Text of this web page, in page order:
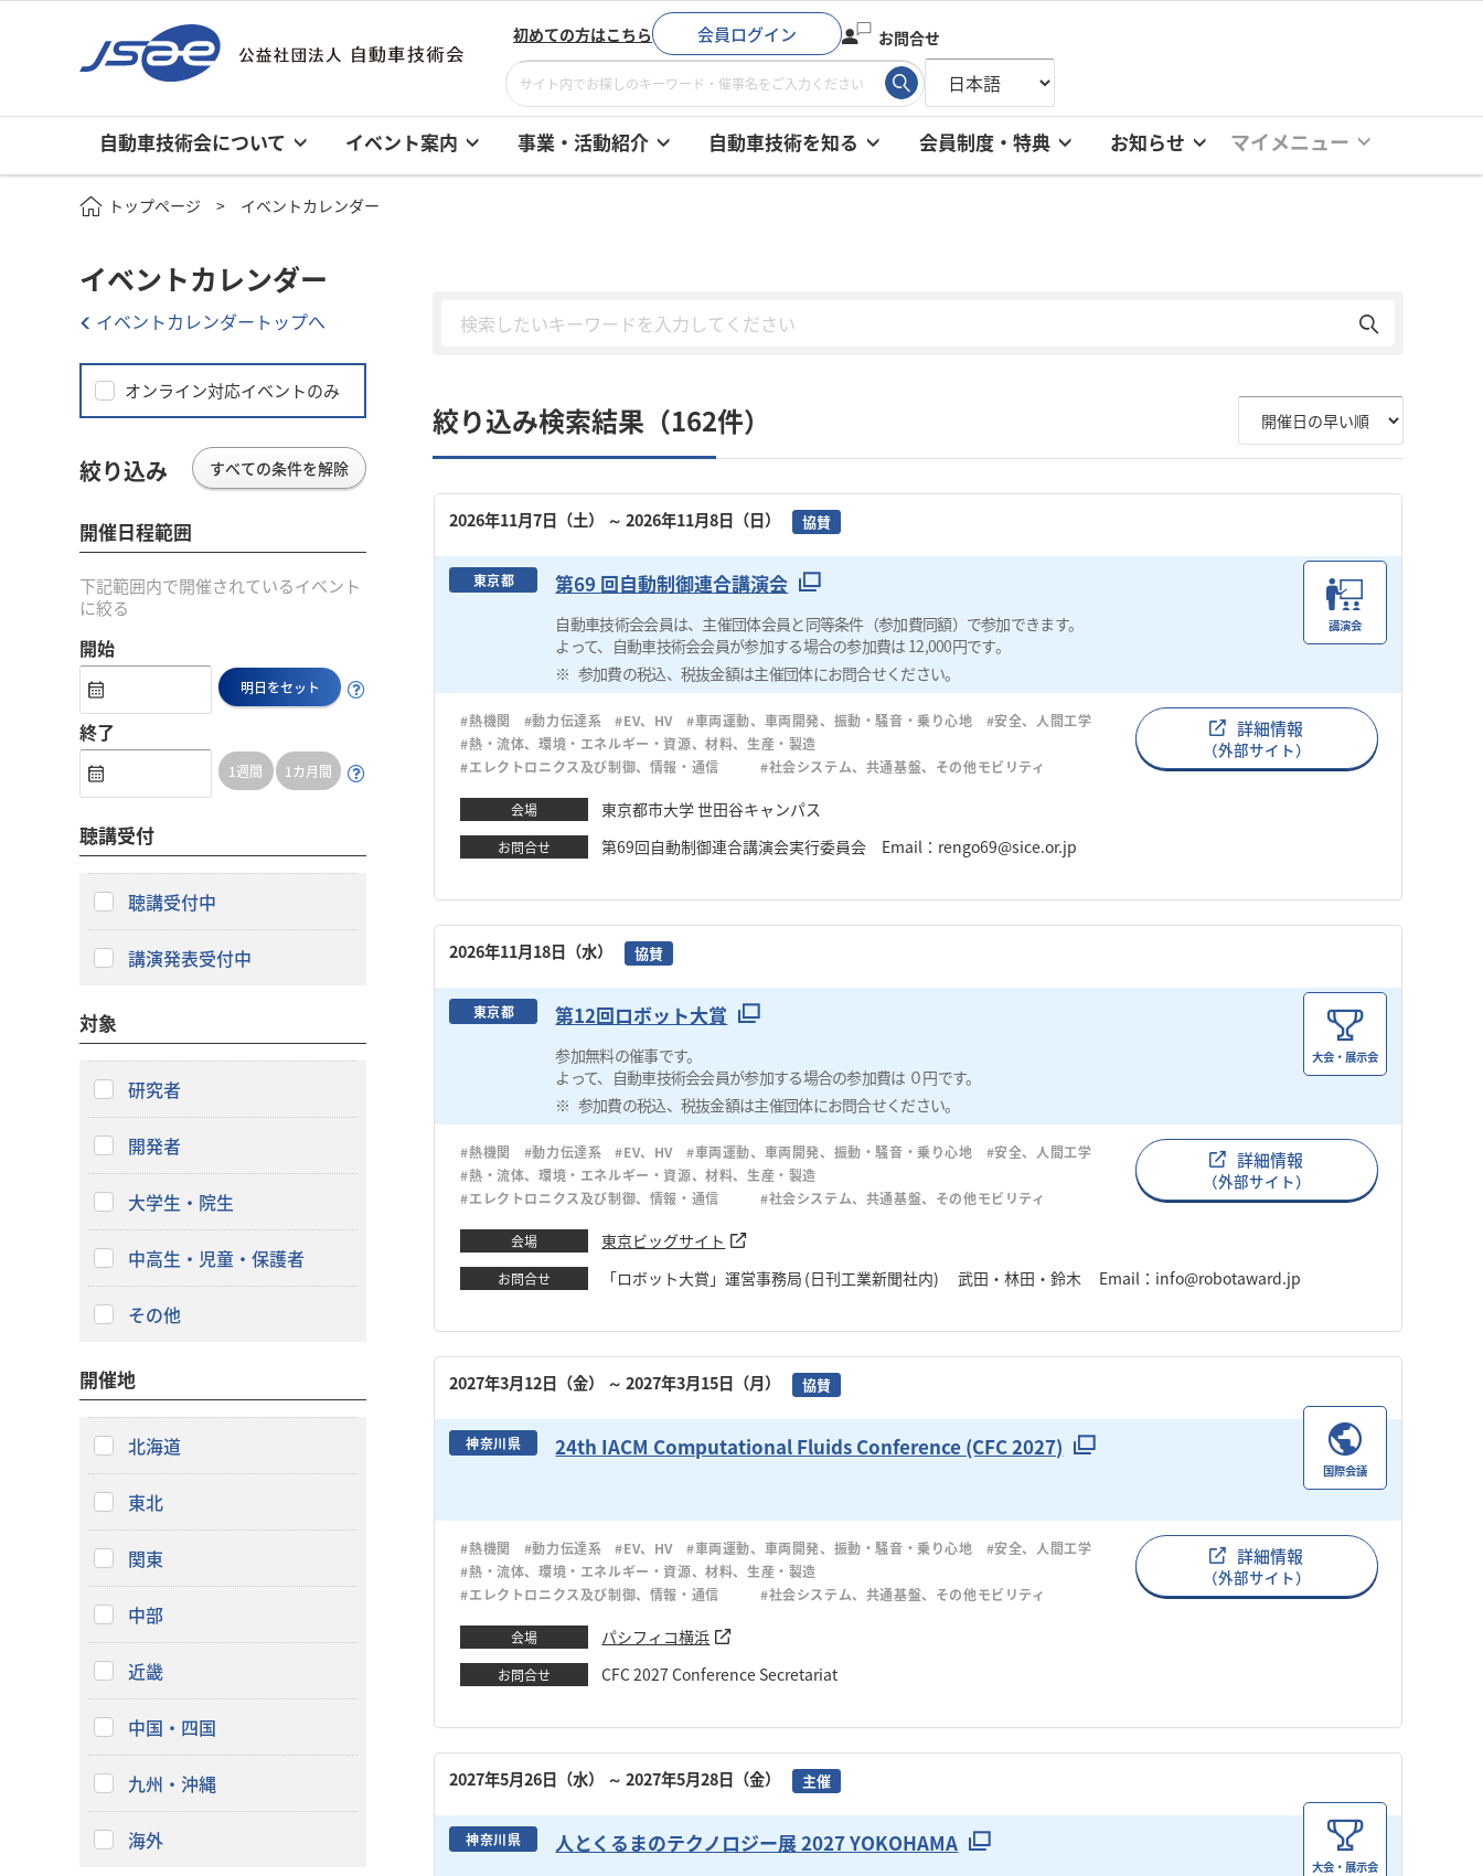
初めての方はこちら 会員ログイン お問合せ
自動車技術会について イベント案内 事業・活動紹介 自動車技術を知る 会員制度・特典 お知らせ マイメニュー
トップページ イベントカレンダー
絞り込み検索結果（162件）
2026年11月7日（土） ～ 2026年11月8日（日） 協賛
東京都 第69 回自動制御連合講演会
自動車技術会会員は、主催団体会員と同等条件（参加費同額）で参加できます。
よって、自動車技術会会員が参加する場合の参加費は 12,000円です。
参加費の税込、税抜金額は主催団体にお問合せください。
講演会
#熱機関 #動力伝達系 #EV、HV #車両運動、車両開発、振動・騒音・乗り心地
#安全、人間工学
#熱・流体、環境・エネルギー・資源、材料、生産・製造
#エレクトロニクス及び制御、情報・通信
#社会システム、共通基盤、その他モビリティ
詳細情報
（外部サイト）
会場 東京都市大学 世田谷キャンパス
お問合せ 第69回自動制御連合講演会実行委員会 Email：rengo69@sice.or.jp
2026年11月18日（水） 協賛
東京都 第12回ロボット大賞
参加無料の催事です。
よって、自動車技術会会員が参加する場合の参加費は ０円です。
参加費の税込、税抜金額は主催団体にお問合せください。
大会・展示会
#熱機関 #動力伝達系 #EV、HV #車両運動、車両開発、振動・騒音・乗り心地
#安全、人間工学
#熱・流体、環境・エネルギー・資源、材料、生産・製造
#エレクトロニクス及び制御、情報・通信
#社会システム、共通基盤、その他モビリティ
詳細情報
（外部サイト）
会場 東京ビッグサイト
お問合せ 「ロボット大賞」運営事務局 (日刊工業新聞社内) 武田・林田・鈴木 Email：info@robotaward.jp
2027年3月12日（金） ～ 2027年3月15日（月） 協賛
神奈川県 24th IACM Computational Fluids Conference (CFC 2027)
国際会議
#熱機関 #動力伝達系 #EV、HV #車両運動、車両開発、振動・騒音・乗り心地
#安全、人間工学
#熱・流体、環境・エネルギー・資源、材料、生産・製造
#エレクトロニクス及び制御、情報・通信
#社会システム、共通基盤、その他モビリティ
詳細情報
（外部サイト）
会場 パシフィコ横浜
お問合せ CFC 2027 Conference Secretariat
2027年5月26日（水） ～ 2027年5月28日（金） 主催
神奈川県 人とくるまのテクノロジー展 2027 YOKOHAMA
大会・展示会
イベントカレンダー
イベントカレンダートップへ
オンライン対応イベントのみ
絞り込み すべての条件を解除
開催日程範囲
下記範囲内で開催されているイベント
に絞る
開始
明日をセット
終了
1週間 1カ月間
聴講受付
聴講受付中
講演発表受付中
対象
研究者
開発者
大学生・院生
中高生・児童・保護者
その他
開催地
北海道
東北
関東
中部
近畿
中国・四国
九州・沖縄
海外